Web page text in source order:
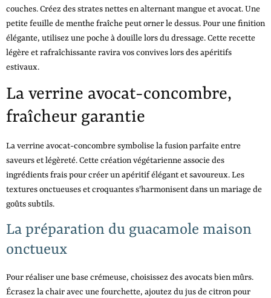
couches. Créez des strates nettes en alternant mangue et avocat. Une
petite feuille de menthe fraîche peut orner le dessus. Pour une finition
élégante, utilisez une poche à douille lors du dressage. Cette recette
légère et rafraîchissante ravira vos convives lors des apéritifs
estivaux.
La verrine avocat-concombre,
fraîcheur garantie
La verrine avocat-concombre symbolise la fusion parfaite entre
saveurs et légèreté. Cette création végétarienne associe des
ingrédients frais pour créer un apéritif élégant et savoureux. Les
textures onctueuses et croquantes s'harmonisent dans un mariage de
goûts subtils.
La préparation du guacamole maison
onctueux
Pour réaliser une base crémeuse, choisissez des avocats bien mûrs.
Écrasez la chair avec une fourchette, ajoutez du jus de citron pour